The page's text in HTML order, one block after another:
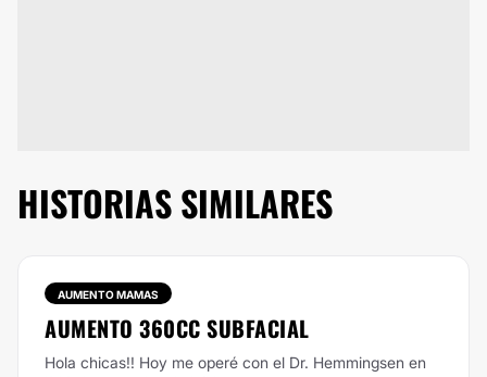
HISTORIAS SIMILARES
AUMENTO MAMAS
AUMENTO 360CC SUBFACIAL
Hola chicas!! Hoy me operé con el Dr. Hemmingsen en